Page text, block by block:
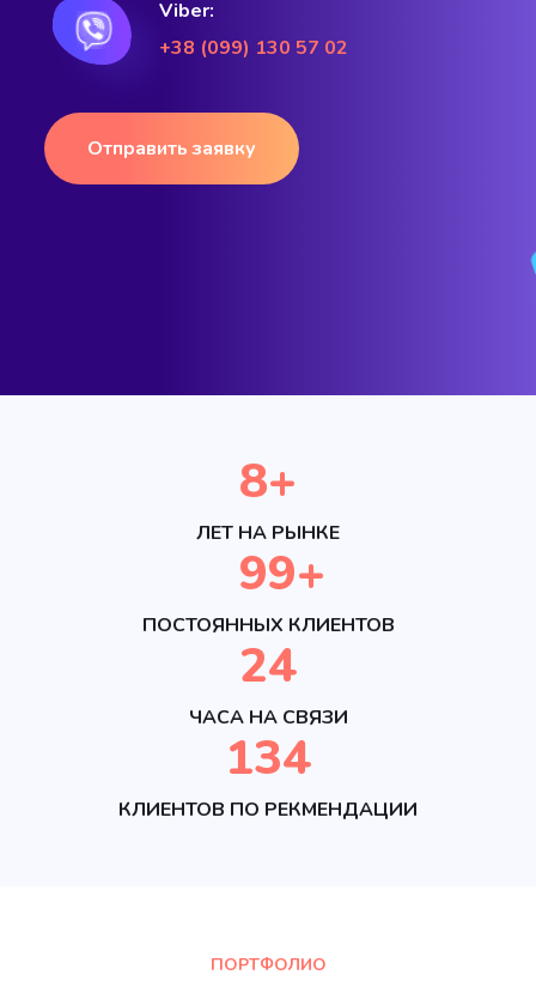
Viber:
+38 (099) 130 57 02
Отправить заявку
8+
ЛЕТ НА РЫНКЕ
100+
ПОСТОЯННЫХ КЛИЕНТОВ
24
ЧАСА НА СВЯЗИ
135
КЛИЕНТОВ ПО РЕКМЕНДАЦИИ
ПОРТФОЛИО